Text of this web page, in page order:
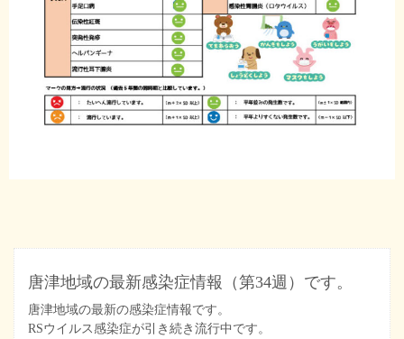
唐津地域の最新感染症情報（第34週）です。
唐津地域の最新の感染症情報です。
RSウイルス感染症が引き続き流行中です。